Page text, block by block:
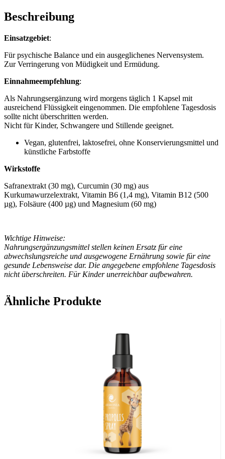
Beschreibung
Einsatzgebiet:
Für psychische Balance und ein ausgeglichenes Nervensystem.
Zur Verringerung von Müdigkeit und Ermüdung.
Einnahmeempfehlung:
Als Nahrungsergänzung wird morgens täglich 1 Kapsel mit
ausreichend Flüssigkeit eingenommen. Die empfohlene Tagesdosis
sollte nicht überschritten werden.
Nicht für Kinder, Schwangere und Stillende geeignet.
Vegan, glutenfrei, laktosefrei, ohne Konservierungsmittel und
künstliche Farbstoffe
Wirkstoffe
Safranextrakt (30 mg), Curcumin (30 mg) aus
Kurkumawurzelextrakt, Vitamin B6 (1,4 mg), Vitamin B12 (500
µg), Folsäure (400 µg) und Magnesium (60 mg)
Wichtige Hinweise:
Nahrungsergänzungsmittel stellen keinen Ersatz für eine
abwechslungsreiche und ausgewogene Ernährung sowie für eine
gesunde Lebensweise dar. Die angegebene empfohlene Tagesdosis
nicht überschreiten. Für Kinder unerreichbar aufbewahren.
Ähnliche Produkte